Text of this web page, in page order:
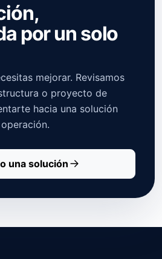
por un solo
mejorar. Revisamos
o proyecto de
hacia una solución
una solución